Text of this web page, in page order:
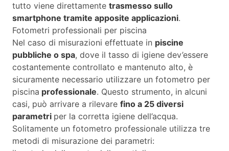
tutto viene direttamente trasmesso sullo
smartphone tramite apposite applicazioni.
Fotometri professionali per piscina
Nel caso di misurazioni effettuate in piscine
pubbliche o spa, dove il tasso di igiene dev’essere
costantemente controllato e mantenuto alto, è
sicuramente necessario utilizzare un fotometro per
piscina professionale. Questo strumento, in alcuni
casi, può arrivare a rilevare fino a 25 diversi
parametri per la corretta igiene dell’acqua.
Solitamente un fotometro professionale utilizza tre
metodi di misurazione dei parametri: